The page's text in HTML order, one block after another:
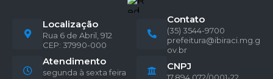
Localização
Rua 6 de Abril, 912
CEP: 37990-000
Contato
(35) 3544-9700
prefeitura@ibiraci.mg.g
ov.br
Atendimento
segunda à sexta feira
CNPJ